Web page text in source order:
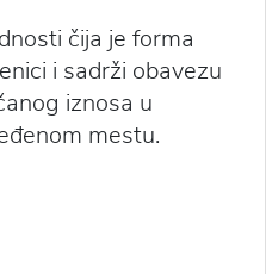
čija je forma
i sadrži obavezu
iznosa u
mestu.